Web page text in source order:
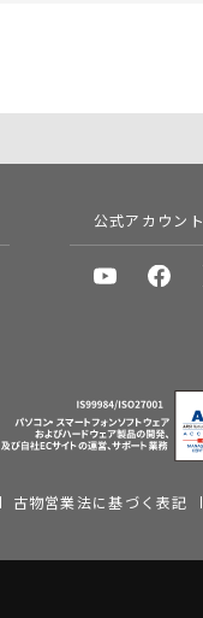
公式アカウント
古物営業法に基づく表記